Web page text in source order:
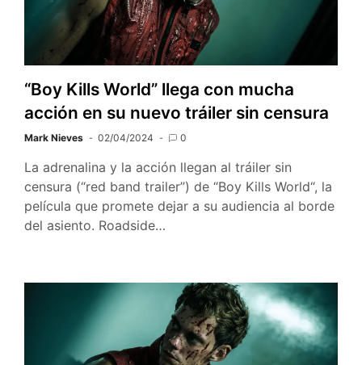
“Boy Kills World” llega con mucha
acción en su nuevo tráiler sin censura
Mark Nieves 02/04/2024 0
La adrenalina y la acción llegan al tráiler sin
censura (“red band trailer”) de “Boy Kills World“, la
película que promete dejar a su audiencia al borde
del asiento. Roadside…